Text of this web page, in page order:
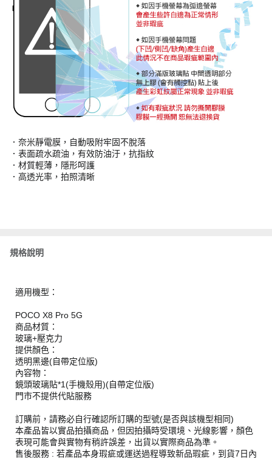
．奈米靜電膜，自動吸附牢固不脫落
．表面疏水疏油，有效防油汙，抗指紋
．材質輕薄，隱形呵護
．高透光率，拍照清晰
規格說明
適用機型：
POCO X8 Pro 5G
商品材質：
玻璃+壓克力
提供顏色：
透明黑邊(自帶定位版)
內容物：
鏡頭玻璃貼*1(手機殼用)(自帶定位版)
門市不提供代貼服務
訂購前，請務必自行確認所訂購的型號(是否與該機型相同)
本產品皆以實品拍攝商品，但因拍攝時受環境、光線影響，顏色
表現可能會與實物有稍許誤差，出貨以實際商品為準。
售後服務 : 若產品本身瑕疵或運送過程導致新品瑕疵，到貨7日內